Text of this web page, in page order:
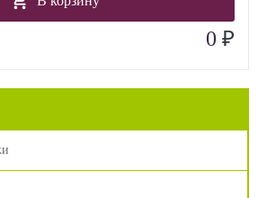
0 ₽